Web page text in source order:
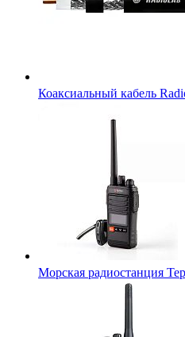
Коаксиальный кабель
Морская радиостанция